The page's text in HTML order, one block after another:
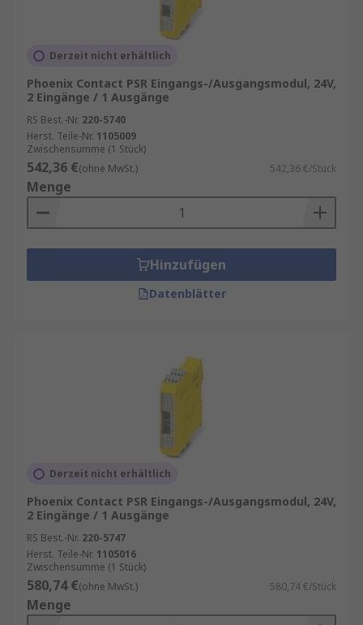
Falle einer Störung oder eines Sicherheitsrisikos
die entsprechenden Maßnahmen automatisch
eingeleitet werden.
Eigenschaften der Sicherheits I/O Module
Echtzeitüberwachung: Unsere Module bieten
Echtzeitüberwachungsfunktionen, die es
ermöglichen, auf sicherheitsrelevante Ereignisse
in Sekundenbruchteilen zu reagieren.
Flexibilität: Dank ihrer modular aufgebauten
Struktur können unsere Sicherheits I/O Module
leicht an spezifische Anforderungen Ihres
Unternehmens angepasst werden.
Module sind darauf ausgelegt, auch unter
widrigen Bedingungen zuverlässig zu
Benutzerfreundlichkeit: Die
Benutzeroberfläche unserer Sicherheits I/O
Module ist intuitiv gestaltet, um eine einfache
Konfiguration und Bedienung zu ermöglichen.
Vorteile von Sicherheits I/O Modulen
Die Integration unserer Sicherheits I/O Module
bietet Ihrem Unternehmen zahlreiche Vorteile.
Dazu gehören:
Derzeit nicht erhältlich
Phoenix Contact PSR Eingangs-/Ausgangsmodul, 24V,
2 Eingänge / 1 Ausgänge
RS Best.-Nr. 220-5740
Herst. Teile-Nr. 1105009
Zwischensumme (1 Stück)
542,36 €(ohne MwSt.) 542,36 €/Stück
Menge
Hinzufügen
Datenblätter
Derzeit nicht erhältlich
Phoenix Contact PSR Eingangs-/Ausgangsmodul, 24V,
2 Eingänge / 1 Ausgänge
RS Best.-Nr. 220-5747
Herst. Teile-Nr. 1105016
Zwischensumme (1 Stück)
580,74 €(ohne MwSt.) 580,74 €/Stück
Menge